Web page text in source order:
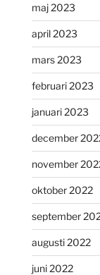
maj 2023
april 2023
mars 2023
februari 2023
januari 2023
december
november
oktober 2022
september
augusti 2022
juni 2022